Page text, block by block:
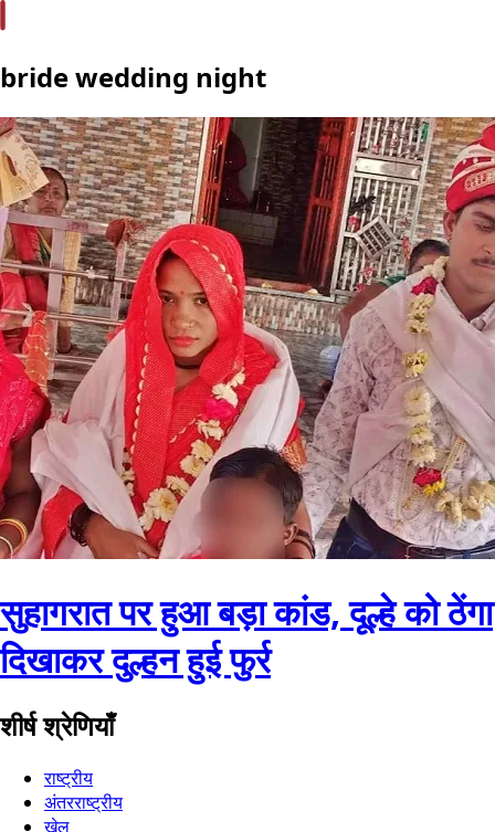
bride wedding night
सुहागरात पर हुआ बड़ा कांड, दूल्हे को ठेंगा
दिखाकर दुल्हन हुई फुर्र
शीर्ष श्रेणियाँ
राष्ट्रीय
अंतरराष्ट्रीय
खेल